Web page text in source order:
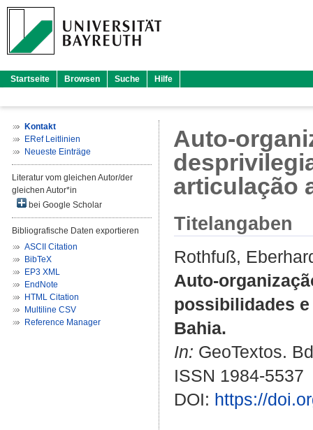
Startseite Browsen Suche Hilfe
Kontakt
ERef Leitlinien
Neueste Einträge
Literatur vom gleichen Autor/der
gleichen Autor*in
bei Google Scholar
Bibliografische Daten exportieren
ASCII Citation
BibTeX
EP3 XML
EndNote
HTML Citation
Multiline CSV
Reference Manager
Auto-
articulação
Titelangaben
Rothfuß,
Auto-
possibilidades
Bahia.
In: GeoTextos.
ISSN 1984-5537
DOI: https://